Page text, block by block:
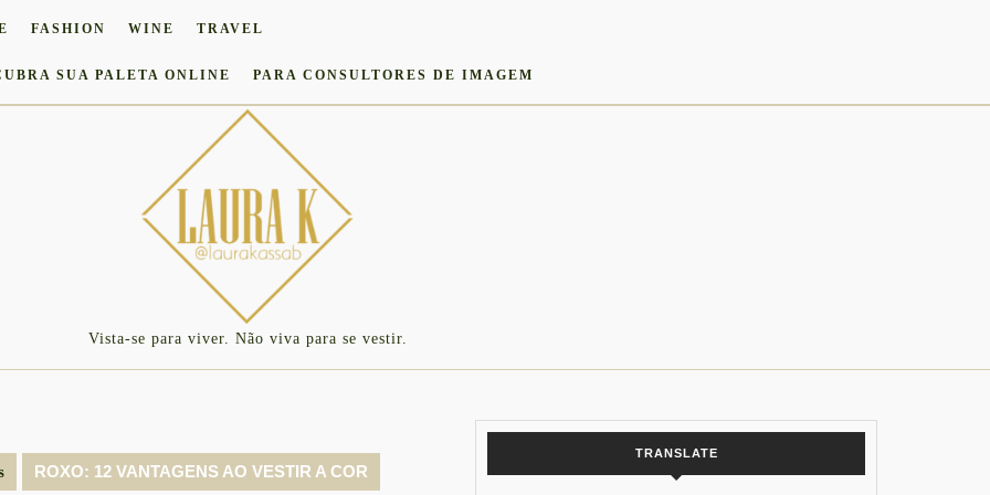
FASHION WINE TRAVEL
SUA PALETA ONLINE PARA CONSULTORES DE IMAGEM
Vista-se para viver. Não viva para se vestir.
ROXO: 12 VANTAGENS AO VESTIR A COR
TRANSLATE